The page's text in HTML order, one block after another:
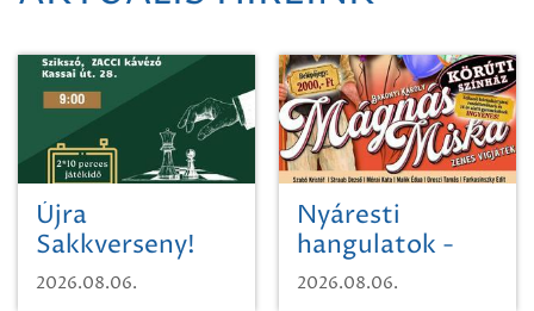
Újra
Sakkverseny!
2026.08.06.
Nyáresti
hangulatok -
Mágnás Miska
2026.08.06.